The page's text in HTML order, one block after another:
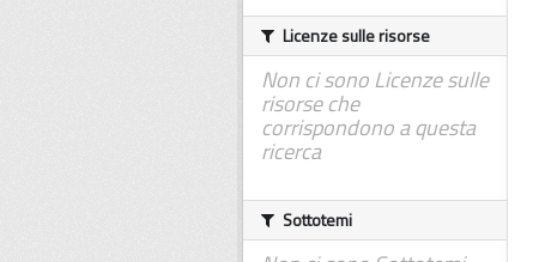
Licenze sulle risorse
Non ci sono Licenze sulle
risorse che
corrispondono a questa
ricerca
Sottotemi